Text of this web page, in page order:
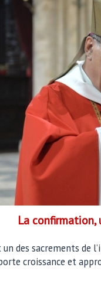
La
des sacrements
croissance et